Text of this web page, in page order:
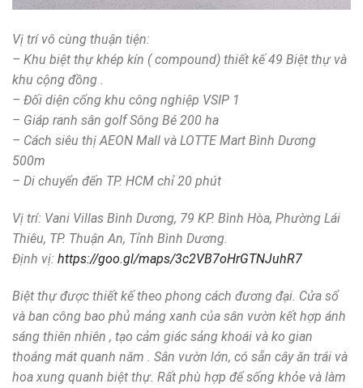
Vị trí vô cùng thuận tiện:
– Khu biệt thự khép kín ( compound) thiết kế 49 Biệt thự và
khu cộng đồng .
– Đối diện cổng khu công nghiệp VSIP 1
– Giáp ranh sân golf Sông Bé 200 ha
– Cách siêu thị AEON Mall và LOTTE Mart Bình Dương
500m
– Di chuyển đến TP. HCM chỉ 20 phút
Vị trí: Vani Villas Bình Dương, 79 KP. Bình Hòa, Phường Lái
Thiêu, TP. Thuận An, Tỉnh Bình Dương.
Định vị: https://goo.gl/maps/3c2VB7oHrGTNJuhR7
Biệt thự được thiết kế theo phong cách đương đại. Cửa sổ
và ban công bao phủ mảng xanh của sân vườn kết hợp ánh
sáng thiên nhiên , tạo cảm giác sảng khoái và ko gian
thoáng mát quanh năm . Sân vườn lớn, có sẵn cây ăn trái và
hoa xung quanh biệt thự. Rất phù hợp để sống khỏe và làm